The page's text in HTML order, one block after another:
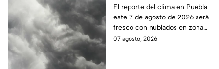
el clima este 7 de
agosto de 2026
El reporte del clima en Puebla
este 7 de agosto de 2026 será
fresco con nublados en zona
centro y norte, mientras que al
07 agosto, 2026